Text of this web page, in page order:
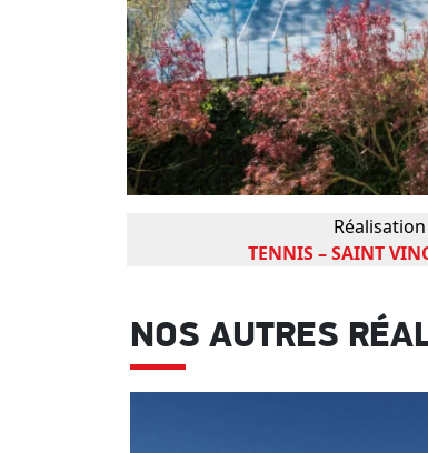
TENNIS – SAINT
NOS AUTRES